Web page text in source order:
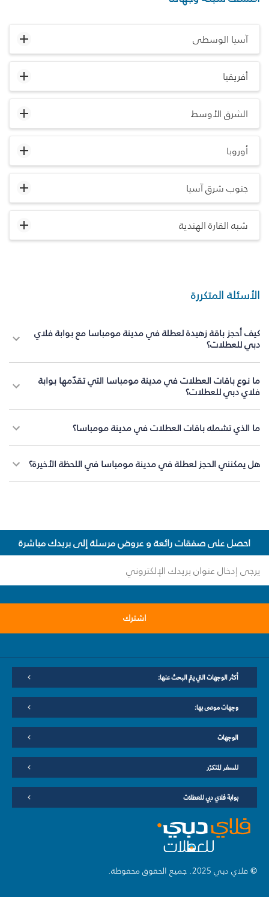
آسيا الوسطى
أفريقيا
الشرق الأوسط
أوروبا
جنوب شرق آسيا
شبه القارة الهندية
الأسئلة المتكررة
كيف أحجز باقة زهيدة لعطلة في مدينة مومباسا مع بوابة فلاي
دبي للعطلات؟
ما نوع باقات العطلات في مدينة مومباسا التي تقدّمها بوابة
فلاي دبي للعطلات؟
ما الذي تشمله باقات العطلات في مدينة مومباسا؟
هل يمكنني الحجز لعطلة في مدينة مومباسا في اللحظة الأخيرة؟
احصل على صفقات رائعة و عروض مرسلة إلى بريدك مباشرة
اشترك
أكثر الوجهات التي يتم البحث عنها:
وجهات موصى بها:
الوجهات
للسفر المتكرّر
بوابة فلاي دبي للعطلات
© فلاي دبي 2025. جميع الحقوق محفوظة.